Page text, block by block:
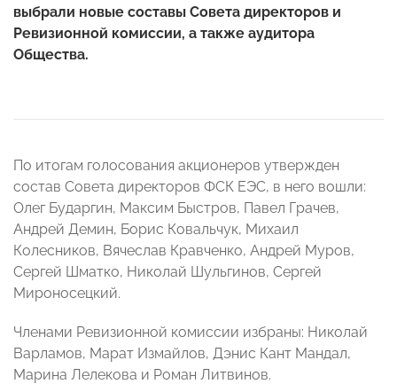
выбрали новые составы Совета директоров и
Ревизионной комиссии, а также аудитора
Общества.
По итогам голосования акционеров утвержден
состав Совета директоров ФСК ЕЭС, в него вошли:
Олег Бударгин, Максим Быстров, Павел Грачев,
Андрей Демин, Борис Ковальчук, Михаил
Колесников, Вячеслав Кравченко, Андрей Муров,
Сергей Шматко, Николай Шульгинов, Сергей
Мироносецкий.
Членами Ревизионной комиссии избраны: Николай
Варламов, Марат Измайлов, Дэнис Кант Мандал,
Марина Лелекова и Роман Литвинов.